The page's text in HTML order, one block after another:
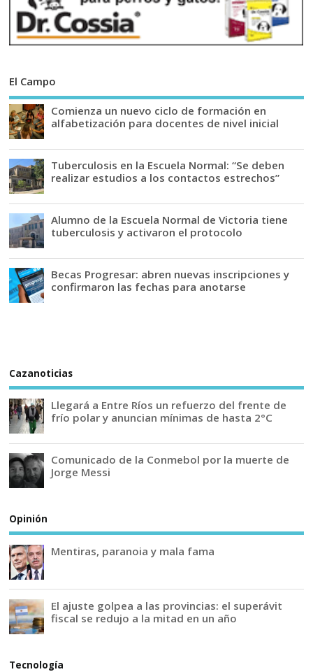
El Campo
Comienza un nuevo ciclo de formación en
alfabetización para docentes de nivel inicial
Tuberculosis en la Escuela Normal: “Se deben
realizar estudios a los contactos estrechos”
Alumno de la Escuela Normal de Victoria tiene
tuberculosis y activaron el protocolo
Becas Progresar: abren nuevas inscripciones y
confirmaron las fechas para anotarse
Cazanoticias
Llegará a Entre Ríos un refuerzo del frente de
frío polar y anuncian mínimas de hasta 2°C
Comunicado de la Conmebol por la muerte de
Jorge Messi
Opinión
Mentiras, paranoia y mala fama
El ajuste golpea a las provincias: el superávit
fiscal se redujo a la mitad en un año
Tecnología